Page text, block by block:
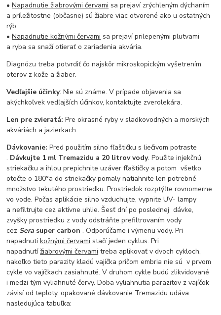
•Napadnutie žiabrovými červami sa prejaví zrýchleným dýchaním
a príležitostne (občasne) sú žiabre viac otvorené ako u ostatných
rýb.
•Napadnutie kožnými červami sa prejaví prilepenými plutvami
a ryba sa snaží otierať o zariadenia akvária.
Diagnózu treba potvrdiť čo najskôr mikroskopickým vyšetrením
oterov z kože a žiaber.
Vedľajšie účinky: Nie sú známe. V prípade objavenia sa
akýchkoľvek vedľajších účinkov, kontaktujte zverolekára.
Len pre zvieratá:Pre okrasné ryby v sladkovodných a morských
akváriách a jazierkach.
Dávkovanie:Pred použitím silno fľaštičku s liečivom potraste
. Dávkujte 1 ml Tremazidu a 20 litrov vody. Použite injekčnú
striekačku a ihlou prepichnite uzáver fľaštičky a potom všetko
otočte o 180°a do striekačky pomaly natiahnite len potrebné
množstvo tekutého prostriedku. Prostriedok rozptýľte rovnomerne
vo vode. Počas aplikácie silno vzduchujte, vypnite UV- lampy
a nefiltrujte cez aktívne uhlie. Šesť dní po poslednej dávke,
zvyšky prostriedku z vody odstráňte prefiltrovaním vody
cez Sera super carbon . Odporúčame i výmenu vody. Pri
napadnutíkožnými červami stačí jeden cyklus. Pri
napadnutížiabrovými červami treba aplikovať v dvoch cykloch,
nakoľko tieto parazity kladú vajíčka pričom embria nie sú v prvom
cykle vo vajíčkach zasiahnuté. V druhom cykle budú zlikvidované
i medzi tým vyliahnuté červy. Doba vyliahnutia parazitov z vajíčok
závisí od teploty, opakované dávkovanie Tremazidu udáva
nasledujúca tabuľka: